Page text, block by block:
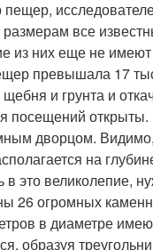
размерам все
из них еще не имеют
превышала 17
и грунта и
посещений открыты.
дворцом. Видимо,
на
это великолепие,
26 огромных
в диаметре
образуя